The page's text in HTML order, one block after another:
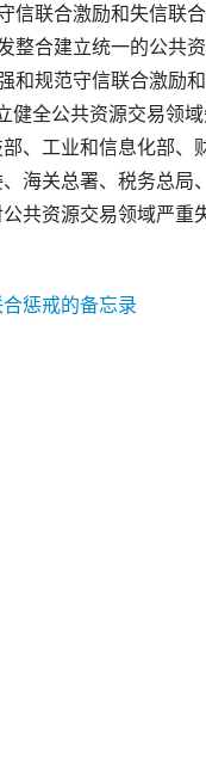
信联合激励和失信联
整合建立统一的公共
和规范守信联合激励
健全公共资源交易领
、工业和信息化部、
海关总署、税务总
共资源交易领域严
惩戒的备忘录